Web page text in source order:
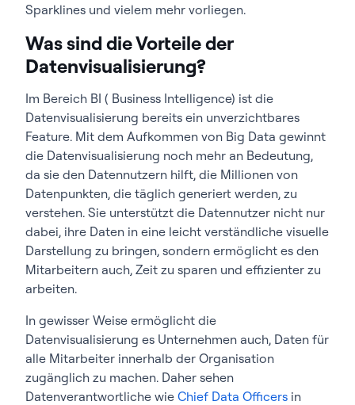
Sparklines und vielem mehr vorliegen.
Was sind die Vorteile der
Datenvisualisierung?
Im Bereich BI ( Business Intelligence) ist die
Datenvisualisierung bereits ein unverzichtbares
Feature. Mit dem Aufkommen von Big Data gewinnt
die Datenvisualisierung noch mehr an Bedeutung,
da sie den Datennutzern hilft, die Millionen von
Datenpunkten, die täglich generiert werden, zu
verstehen. Sie unterstützt die Datennutzer nicht nur
dabei, ihre Daten in eine leicht verständliche visuelle
Darstellung zu bringen, sondern ermöglicht es den
Mitarbeitern auch, Zeit zu sparen und effizienter zu
arbeiten.
In gewisser Weise ermöglicht die
Datenvisualisierung es Unternehmen auch, Daten für
alle Mitarbeiter innerhalb der Organisation
zugänglich zu machen. Daher sehen
Datenverantwortliche wie Chief Data Officers in